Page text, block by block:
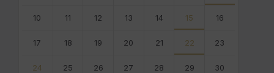
10 11 12 13 14 15 16
17 18 19 20 21 22 23
24 25 26 27 28 29 30